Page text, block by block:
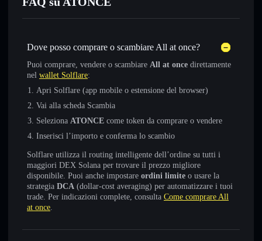
Dove posso comprare o scambiare All at once?
Puoi comprare, vendere o scambiare All at once direttamente
nel wallet Solflare:
Apri Solflare (app mobile o estensione del browser)
Vai alla scheda Scambia
Seleziona ATONCE come token da comprare o vendere
Inserisci l’importo e conferma lo scambio
Solflare utilizza il routing intelligente dell’ordine su tutti i
maggiori DEX Solana per trovare il prezzo migliore
disponibile. Puoi anche impostare ordini limite o usare la
strategia DCA (dollar-cost averaging) per automatizzare i tuoi
trade. Per indicazioni complete, consulta Come comprare All
at once.